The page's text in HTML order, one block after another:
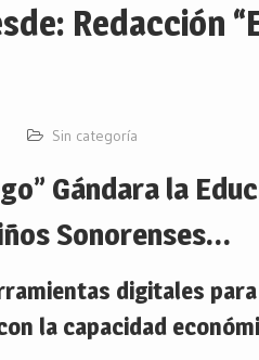
Redacción
Sin categoría
Gándara la
Sonorenses…
digitales
la capacidad